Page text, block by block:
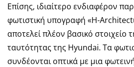
Επίσης, ιδιαίτερο ενδιαφέρον
φωτιστική υπογραφή «H-
αποτελεί πλέον βασικό στοιχείο
ταυτότητας της Hyundai. Τα
συνδέονται οπτικά με μια